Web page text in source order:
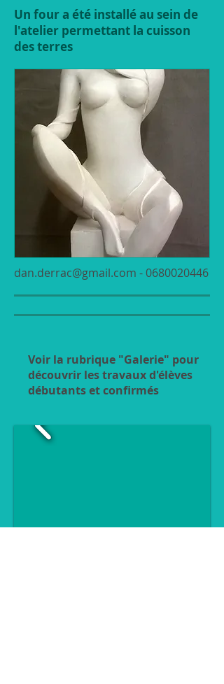
Un four a été installé au sein de
l'atelier permettant la cuisson
des terres
dan.derrac@gmail.com - 0680020446
Voir la rubrique "Galerie" pour
découvrir les travaux d'élèves
débutants et confirmés